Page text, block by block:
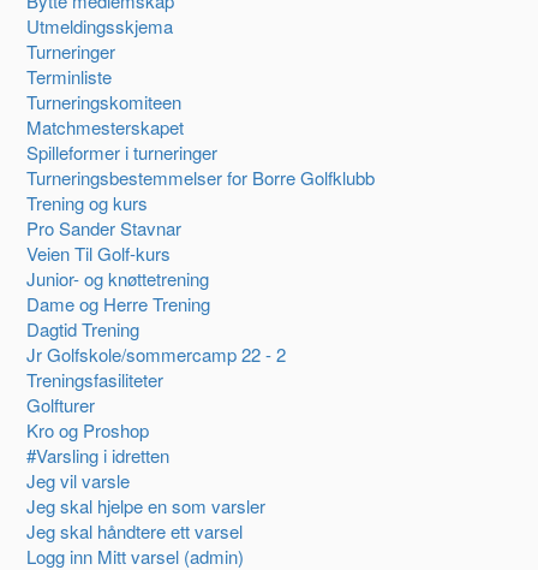
Utmeldingsskjema
Turneringer
Terminliste
Turneringskomiteen
Matchmesterskapet
Spilleformer i turneringer
Turneringsbestemmelser for Borre Golfklubb
Trening og kurs
Pro Sander Stavnar
Veien Til Golf-kurs
Junior- og knøttetrening
Dame og Herre Trening
Dagtid Trening
Jr Golfskole/sommercamp 22 - 2
Treningsfasiliteter
Golfturer
Kro og Proshop
#Varsling i idretten
Jeg vil varsle
Jeg skal hjelpe en som varsler
Jeg skal håndtere ett varsel
Logg inn Mitt varsel (admin)